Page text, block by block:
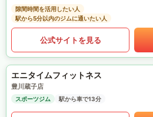
隙間時間を活用したい人
駅から5分以内のジムに通いたい人
公式サイトを見る
エニタイムフィットネス
豊川蔵子店
スポーツジム 駅から車で13分